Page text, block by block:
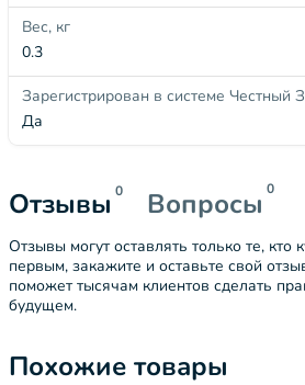
Вес, кг
0.3
Зарегистрирован в системе Честный
Да
Отзывы 0 Вопросы 0
Отзывы могут оставлять только те, кто
первым, закажите и оставьте свой
поможет тысячам клиентов сделать
будущем.
Похожие товары